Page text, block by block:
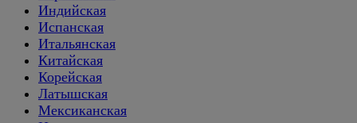
Индийская
Испанская
Итальянская
Китайская
Корейская
Латышская
Мексиканская